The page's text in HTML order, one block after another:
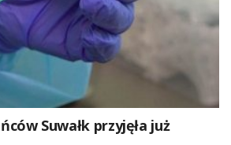
Suwałk przyjęła już